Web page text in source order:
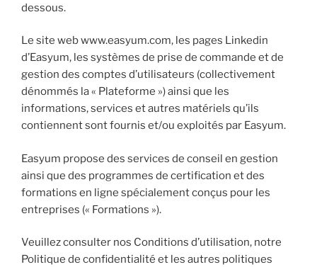
dessous.
Le site web www.easyum.com, les pages Linkedin
d’Easyum, les systèmes de prise de commande et de
gestion des comptes d’utilisateurs (collectivement
dénommés la « Plateforme ») ainsi que les
informations, services et autres matériels qu’ils
contiennent sont fournis et/ou exploités par Easyum.
Easyum propose des services de conseil en gestion
ainsi que des programmes de certification et des
formations en ligne spécialement conçus pour les
entreprises (« Formations »).
Veuillez consulter nos Conditions d’utilisation, notre
Politique de confidentialité et les autres politiques